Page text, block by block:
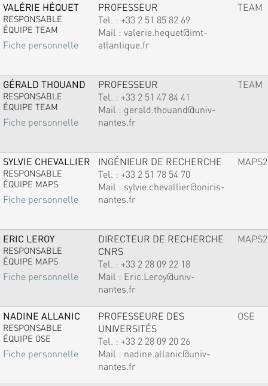
VALÉRIE HÉQUET
RESPONSABLE
ÉQUIPE TEAM
Fiche personnelle
PROFESSEUR
Tel. : +33 2 51 85 82 69
Mail : valerie.hequet@imt-
atlantique.fr
TEAM
GÉRALD THOUAND
RESPONSABLE
ÉQUIPE TEAM
Fiche personnelle
PROFESSEUR
Tel. : +33 2 51 47 84 41
Mail : gerald.thouand@univ-
nantes.fr
TEAM
SYLVIE CHEVALLIER
RESPONSABLE
ÉQUIPE MAPS
Fiche personnelle
INGÉNIEUR DE RECHERCHE
Tel. : +33 2 51 78 54 70
Mail : sylvie.chevallier@oniris-
nantes.fr
MAPS2
ERIC LEROY
RESPONSABLE
ÉQUIPE MAPS
Fiche personnelle
DIRECTEUR DE RECHERCHE
CNRS
Tel. : +33 2 28 09 22 18
Mail : Eric.Leroy@univ-
nantes.fr
MAPS2
NADINE ALLANIC
RESPONSABLE
ÉQUIPE OSE
Fiche personnelle
PROFESSEURE DES
UNIVERSITÉS
Tel. : +33 2 28 09 20 26
Mail : nadine.allanic@univ-
nantes.fr
OSE